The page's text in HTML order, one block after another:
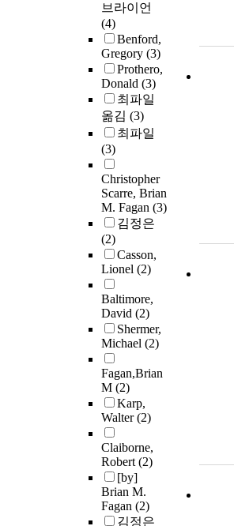
브라이언
(4)
Benford,
Gregory (3)
Prothero,
Donald (3)
최파일
옮김 (3)
최파일
(3)
Christopher
Scarre, Brian
M. Fagan (3)
김정은
(2)
Casson,
Lionel (2)
Baltimore,
David (2)
Shermer,
Michael (2)
Fagan,Brian
M (2)
Karp,
Walter(2)
Claiborne,
Robert(2)
[by]
Brian M.
Fagan (2)
김정은